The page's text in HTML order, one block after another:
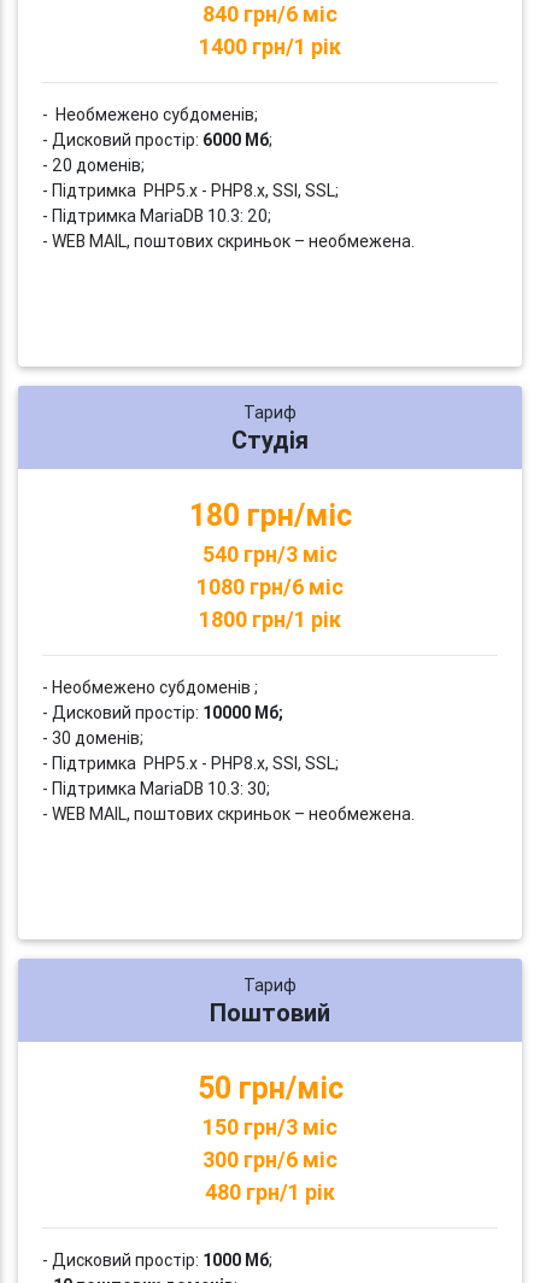
840 грн/6 міс
1400 грн/1 рік
- Необмежено субдоменів;
- Дисковий простір: 6000 Мб;
- 20 доменів;
- Підтримка PHP5.x - PHP8.x, SSI, SSL;
- Підтримка MariaDB 10.3: 20;
- WEB MAIL, поштових скриньок – необмежена.
Тариф
Студія
180 грн/міс
540 грн/3 міс
1080 грн/6 міс
1800 грн/1 рік
- Необмежено субдоменів ;
- Дисковий простір: 10000 Мб;
- 30 доменів;
- Підтримка PHP5.x - PHP8.x, SSI, SSL;
- Підтримка MariaDB 10.3: 30;
- WEB MAIL, поштових скриньок – необмежена.
Тариф
Поштовий
50 грн/міс
150 грн/3 міс
300 грн/6 міс
480 грн/1 рік
- Дисковий простір: 1000 Мб;